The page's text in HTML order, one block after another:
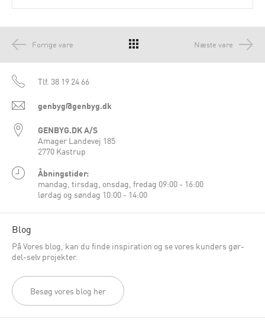
Forrige vare Næste vare
Tlf. 38 19 24 66
genbyg@genbyg.dk
GENBYG.DK A/S
Amager Landevej 185
2770 Kastrup
Åbningstider:
mandag, tirsdag, onsdag, fredag 09:00 - 16:00
lørdag og søndag 10:00 - 14:00
Blog
På Vores blog, kan du finde inspiration og se vores kunders gør-
del-selv projekter.
Besøg vores blog her